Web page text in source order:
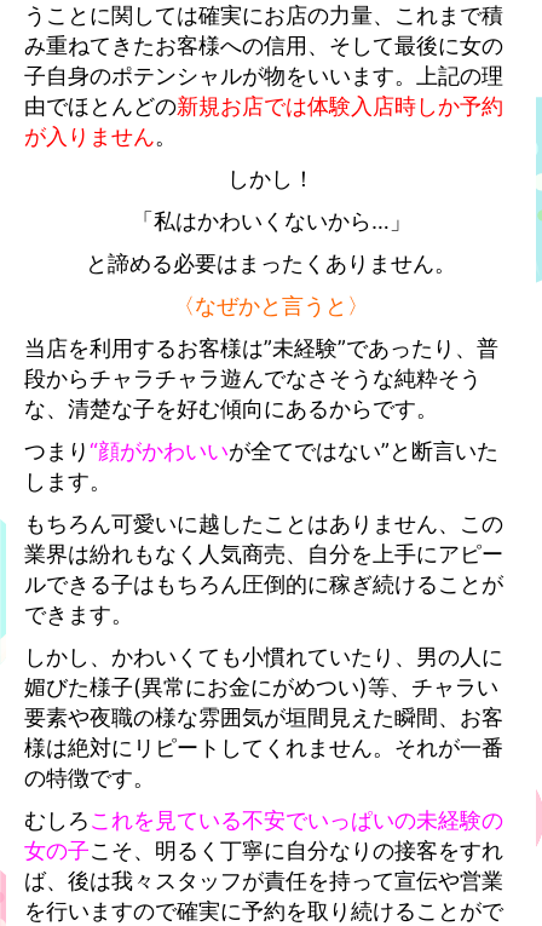
うことに関しては確実にお店の力量、これまで積
み重ねてきたお客様への信用、そして最後に女の
子自身のポテンシャルが物をいいます。上記の理
由でほとんどの新規お店では体験入店時しか予約
が入りません。
しかし！
「私はかわいくないから…」
と諦める必要はまったくありません。
〈なぜかと言うと〉
当店を利用するお客様は”未経験”であったり、普
段からチャラチャラ遊んでなさそうな純粋そう
な、清楚な子を好む傾向にあるからです。
つまり“顔がかわいいが全てではない”と断言いた
します。
もちろん可愛いに越したことはありません、この
業界は紛れもなく人気商売、自分を上手にアピー
ルできる子はもちろん圧倒的に稼ぎ続けることが
できます。
しかし、かわいくても小慣れていたり、男の人に
媚びた様子(異常にお金にがめつい)等、チャラい
要素や夜職の様な雰囲気が垣間見えた瞬間、お客
様は絶対にリピートしてくれません。それが一番
の特徴です。
むしろこれを見ている不安でいっぱいの未経験の
女の子こそ、明るく丁寧に自分なりの接客をすれ
ば、後は我々スタッフが責任を持って宣伝や営業
を行いますので確実に予約を取り続けることがで